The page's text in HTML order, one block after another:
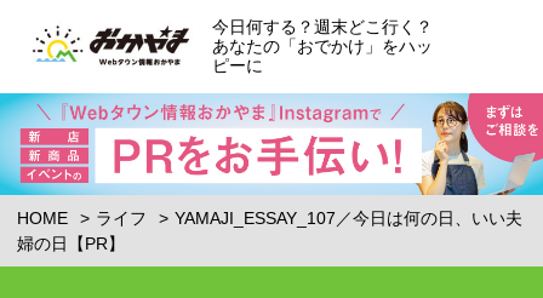
今日何する？週末どこ行く？
あなたの「おでかけ」をハッ
ピーに
HOME ライフ
YAMAJI_ESSAY_107／今日は何の日、いい夫
婦の日【PR】